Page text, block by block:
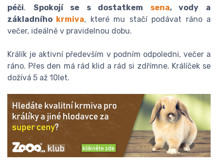
péči. Spokojí se s dostatkem sena, vody a
základního krmiva, které mu stačí podávat ráno a
večer, ideálně v pravidelnou dobu.
Králík je aktivní především v podním odpoledni, večer a
ráno. Přes den má rád klid a rád si zdřímne. Králíček se
dožívá 5 až 10let.